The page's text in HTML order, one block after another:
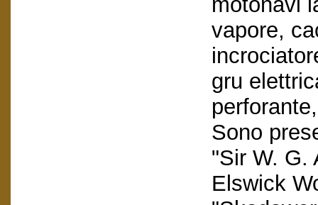
vapore,
gru
Sono
"Sir W. G.
Elswick